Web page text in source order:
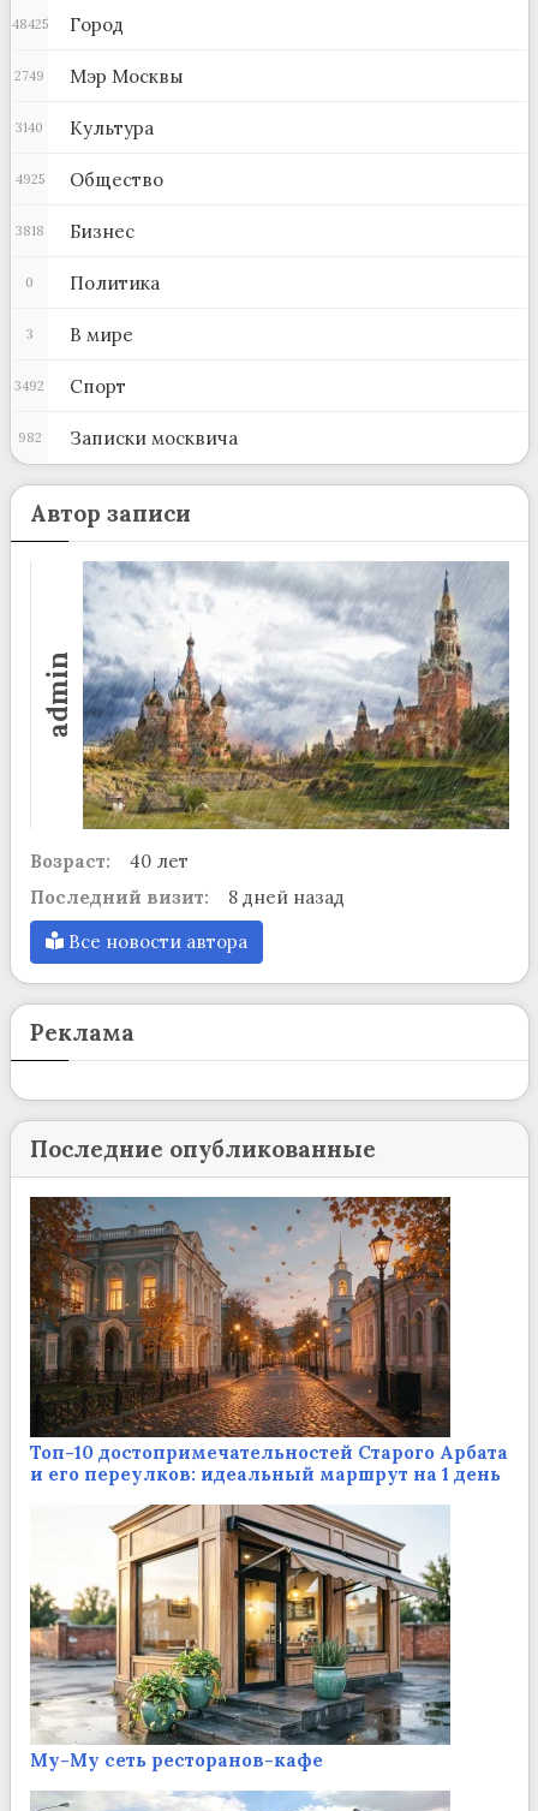
Город
48425
Мэр Москвы
2749
Культура
3140
Общество
4925
Бизнес
3818
Политика
0
В мире
3
Спорт
3492
Записки москвича
982
Автор записи
admin
Возраст:
40 лет
Последний визит:
8 дней назад
Все новости автора
Реклама
Последние опубликованные
Топ-10 достопримечательностей Старого Арбата
и его переулков: идеальный маршрут на 1 день
Му-Му сеть ресторанов-кафе